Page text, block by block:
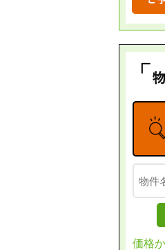
価格